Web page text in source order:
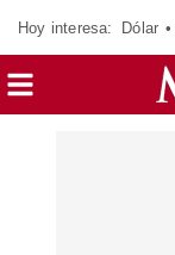
Hoy interesa: Dólar